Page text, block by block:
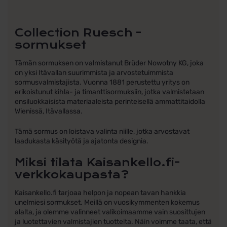
Collection Ruesch -
sormukset
Tämän sormuksen on valmistanut Brüder Nowotny KG, joka
on yksi Itävallan suurimmista ja arvostetuimmista
sormusvalmistajista. Vuonna 1881 perustettu yritys on
erikoistunut kihla- ja timanttisormuksiin, jotka valmistetaan
ensiluokkaisista materiaaleista perinteisellä ammattitaidolla
Wienissä, Itävallassa.
Tämä sormus on loistava valinta niille, jotka arvostavat
laadukasta käsityötä ja ajatonta designia.
Miksi tilata Kaisankello.fi-
verkkokaupasta?
Kaisankello.fi tarjoaa helpon ja nopean tavan hankkia
unelmiesi sormukset. Meillä on vuosikymmenten kokemus
alalta, ja olemme valinneet valikoimaamme vain suosittujen
ja luotettavien valmistajien tuotteita. Näin voimme taata, että